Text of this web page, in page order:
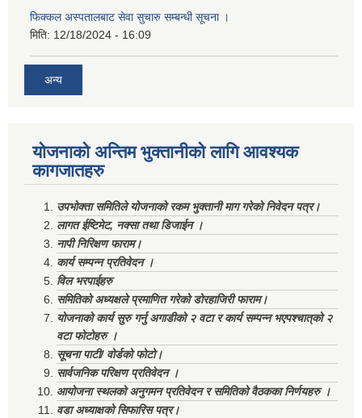
फिक्कल अस्पतालबाट सेवा सुचारु सम्बन्धी सूचना ।
मिति: 12/18/2024 - 16:09
अन्य
योजनाको अन्तिम भुक्तानीको लागि आवश्यक
कागजातहरु
उपभोक्ता समितिले योजनाको रकम भुक्तानी माग गरेको निवेदन पत्र।
लागत ईष्टिमेट, नक्सा तथा डिजाईन ।
नापी निरिक्षण फाराम।
कार्य सम्पन्न प्रतिवेदन ।
विल भरपाईहरु
समितिको अध्यक्षले प्रमाणित गरेको डोरहाजिरी फाराम।
योजनाको कार्य सुरु गर्नु अगाडीको २ वटा र कार्य सम्पन्न भएपश्चात्‌को २
वटा फोटोहरु ।
सूचना पाटी/ वोर्डको फोटो।
सार्वजनिक परिक्षण प्रतिवेदन ।
आयोजना स्थलको अनुगमन प्रतिवेदन र समितिको वैठकका निर्णयहरु ।
वडा अध्याक्षको सिफारिस पत्र।